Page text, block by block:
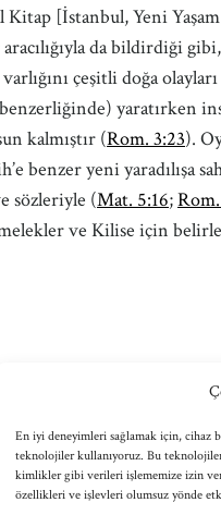
En iyi deneyimleri sağlamak için, cihaz
teknolojiler kullanıyoruz. Bu
kimlikler gibi verileri işlememize izin
özellikleri ve işlevleri olumsuz yönde
Kitap [İstanbul, Yeni
da bildirdiği
çeşitli doğa olayları
yaratırken
kalmıştır (Rom. 3:23).
benzer yeni yaradılışa
sözleriyle (Mat. 5:16;
ve Kilise için